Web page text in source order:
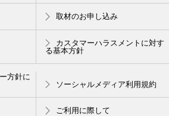
取材のお申し込み
カスタマーハラスメントに対す
る基本方針
方針に
ソーシャルメディア利用規約
ご利用に際して